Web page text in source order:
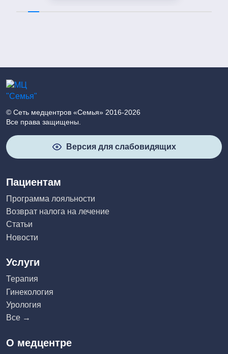
© Сеть медцентров «Семья» 2016-2026
Все права защищены.
Версия для слабовидящих
Пациентам
Программа лояльности
Возврат налога на лечение
Статьи
Новости
Услуги
Терапия
Гинекология
Урология
Все →
О медцентре